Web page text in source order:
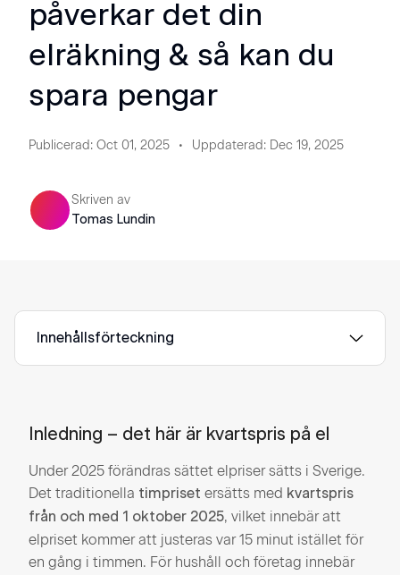
påverkar det din
elräkning & så kan du
spara pengar
Publicerad: Oct 01, 2025 Uppdaterad: Dec 19, 2025
Skriven av
Tomas Lundin
Innehållsförteckning
Inledning – det här är kvartspris på el
Under 2025 förändras sättet elpriser sätts i Sverige.
Det traditionella timpriset ersätts med kvartspris
från och med 1 oktober 2025, vilket innebär att
elpriset kommer att justeras var 15 minut istället för
en gång i timmen. För hushåll och företag innebär